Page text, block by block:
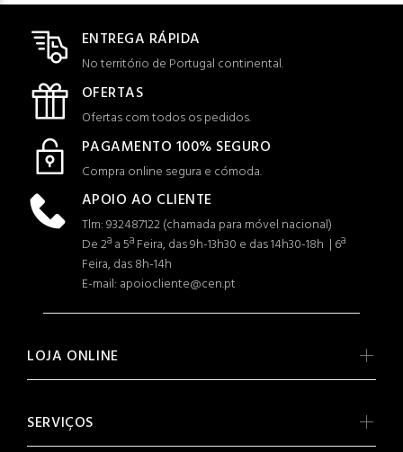
ENTREGA RÁPIDA
No território de Portugal continental.
OFERTAS
Ofertas com todos os pedidos.
PAGAMENTO 100% SEGURO
Compra online segura e cómoda.
APOIO AO CLIENTE
Tlm: 932487122 (chamada para móvel nacional)
De 2ª a 5ª Feira, das 9h-13h30 e das 14h30-18h | 6ª
Feira, das 8h-14h
E-mail: apoiocliente@cen.pt
LOJA ONLINE
SERVIÇOS